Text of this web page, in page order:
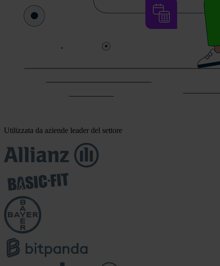
Utilizzata da aziende leader del settore